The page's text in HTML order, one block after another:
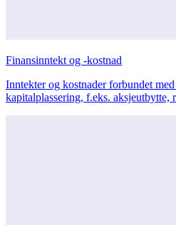
Finansinntekt og -kostnad
Inntekter og kostnader forbundet
kapitalplassering, f.eks. aksjeutbytte,